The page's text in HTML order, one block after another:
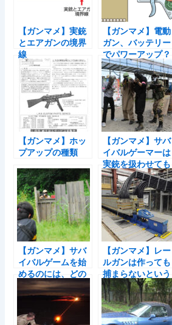
【ガンマメ】実銃
とエアガンの境界
線
【ガンマメ】電動
ガン、バッテリー
でパワーアップ？
【ガンマメ】ホッ
プアップの種類
【ガンマメ】サバ
イバルゲーマーは
実銃を扱わせても
上手い？
【ガンマメ】サバ
イバルゲームを始
めるのには、どの
くらいのお金がか
かる？
【ガンマメ】レー
ルガンは作っても
捕まらないという
のは本当？